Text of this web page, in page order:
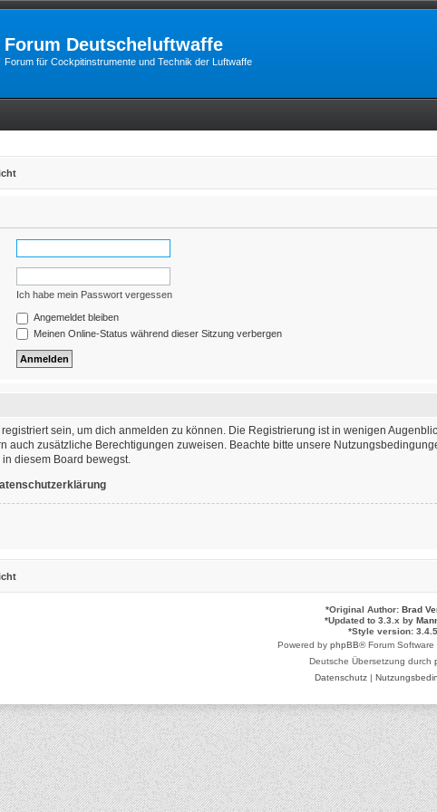
Forum Deutscheluftwaffe
Forum für Cockpitinstrumente und Technik der Luftwaffe
Ich habe mein Passwort vergessen
Angemeldet bleiben
Meinen Online-Status während dieser Sitzung verbergen
sein, um dich anmelden zu können. Die Registrierung ist in wenigen
auch zusätzliche Berechtigungen zuweisen. Beachte bitte unsere
diesem Board bewegst.
*Original Author: Brad
*Updated to 3.3.x by
*Style version: 3.4.5
Powered by phpBB® Forum
Deutsche Übersetzung durch
Datenschutz|